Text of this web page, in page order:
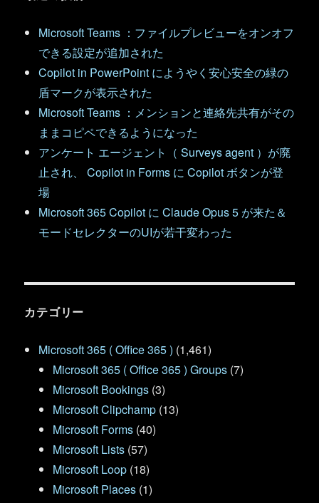
Microsoft Teams ：ファイルプレビューをオンオフ
できる設定が追加された
Copilot in PowerPoint にようやく安心安全の緑の
盾マークが表示された
Microsoft Teams ：メンションと連絡先共有がその
ままコピペできるようになった
アンケート エージェント（ Surveys agent ）が廃
止され、 Copilot in Forms に Copilot ボタンが登
場
Microsoft 365 Copilot に Claude Opus 5 が来た＆
モードセレクターのUIが若干変わった
カテゴリー
Microsoft 365 ( Office 365 ) (1,461)
Microsoft 365 ( Office 365 ) Groups (7)
Microsoft Bookings (3)
Microsoft Clipchamp (13)
Microsoft Forms (40)
Microsoft Lists (57)
Microsoft Loop (18)
Microsoft Places (1)